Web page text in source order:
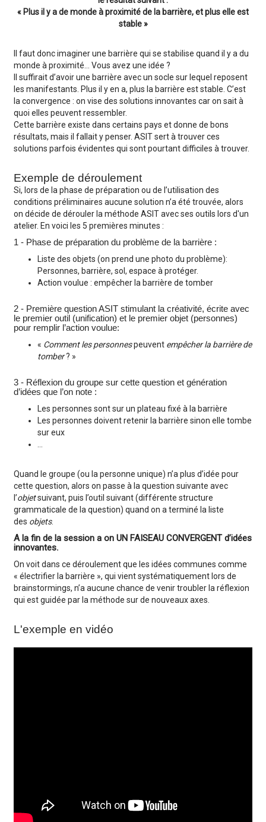
« Plus il y a de monde à proximité de la barrière, et plus elle est
stable »
Il faut donc imaginer une barrière qui se stabilise quand il y a du
monde à proximité… Vous avez une idée ?
Il suffirait d’avoir une barrière avec un socle sur lequel reposent
les manifestants. Plus il y en a, plus la barrière est stable. C’est
la convergence : on vise des solutions innovantes car on sait à
quoi elles peuvent ressembler.
Cette barrière existe dans certains pays et donne de bons
résultats, mais il fallait y penser. ASIT sert à trouver ces
solutions parfois évidentes qui sont pourtant difficiles à trouver.
Exemple de déroulement
Si, lors de la phase de préparation ou de l’utilisation des
conditions préliminaires aucune solution n’a été trouvée, alors
on décide de dérouler la méthode ASIT avec ses outils lors d'un
atelier. En voici les 5 premières minutes :
1 - Phase de préparation du problème de la barrière :
Liste des objets (on prend une photo du problème):
Personnes, barrière, sol, espace à protéger.
Action voulue : empêcher la barrière de tomber
2 - Première question ASIT stimulant la créativité, écrite avec
le premier outil (unification) et le premier objet (personnes)
pour remplir l’action voulue:
« Comment les personnespeuvent empêcher la barrière de
tomber? »
3 - Réflexion du groupe sur cette question et génération
d’idées que l’on note :
Les personnes sont sur un plateau fixé à la barrière
Les personnes doivent retenir la barrière sinon elle tombe
sur eux
Quand le groupe (ou la personne unique) n’a plus d’idée pour
cette question, alors on passe à la question suivante avec
l’objetsuivant, puis l’outil suivant (différente structure
grammaticale de la question) quand on a terminé la liste
des objets.
A la fin de la session a on UN FAISEAU CONVERGENT d’idées
innovantes.
On voit dans ce déroulement que les idées communes comme
« électrifier la barrière », qui vient systématiquement lors de
brainstormings, n’a aucune chance de venir troubler la réflexion
qui est guidée par la méthode sur de nouveaux axes.
L'exemple en vidéo